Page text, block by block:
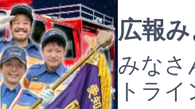
広報
みなさ
トラ